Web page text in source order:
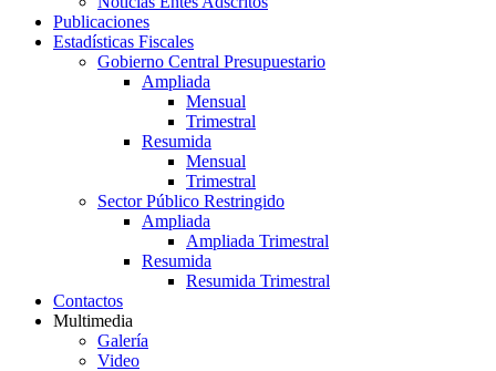
Publicaciones
Estadísticas Fiscales
Gobierno Central Presupuestario
Ampliada
Mensual
Trimestral
Resumida
Mensual
Trimestral
Sector Público Restringido
Ampliada
Ampliada Trimestral
Resumida
Resumida Trimestral
Contactos
Multimedia
Galería
Video